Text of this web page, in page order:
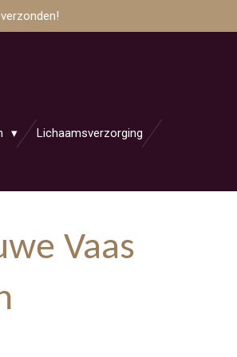
Lichaamsverzorging
Vaas